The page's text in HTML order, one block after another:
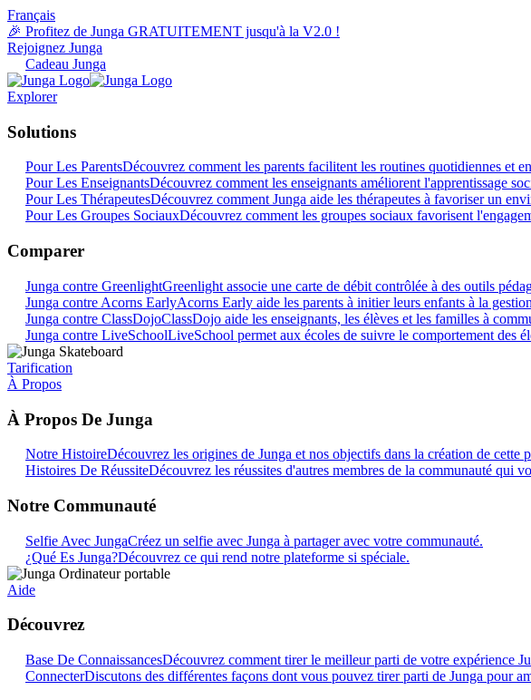
Français
🎉 Profitez de Junga GRATUITEMENT jusqu'à la V2.0 !
Rejoignez Junga
Cadeau Junga
Explorer
Solutions
Pour Les ParentsDécouvrez comment les parents facilitent les routines quotidiennes et
Pour Les EnseignantsDécouvrez comment les enseignants améliorent l'apprentissage
Pour Les ThérapeutesDécouvrez comment Junga aide les thérapeutes à favoriser un
Pour Les Groupes SociauxDécouvrez comment les groupes sociaux favorisent
Comparer
Junga contre GreenlightGreenlight associe une carte de débit contrôlée à des outils
Junga contre Acorns EarlyAcorns Early aide les parents à initier leurs enfants à la
Junga contre ClassDojoClassDojo aide les enseignants, les élèves et les familles à
Junga contre LiveSchoolLiveSchool permet aux écoles de suivre le comportement des
Tarification
À Propos
À Propos De Junga
Notre HistoireDécouvrez les origines de Junga et nos objectifs dans la création de cette
Histoires De RéussiteDécouvrez les réussites d'autres membres de la communauté qui
Notre Communauté
Selfie Avec JungaCréez un selfie avec Junga à partager avec votre communauté.
¿Qué Es Junga?Découvrez ce qui rend notre plateforme si spéciale.
Aide
Découvrez
Base De ConnaissancesDécouvrez comment tirer le meilleur parti de votre expérience
ConnecterDiscutons des différentes façons dont vous pouvez tirer parti de Junga pour